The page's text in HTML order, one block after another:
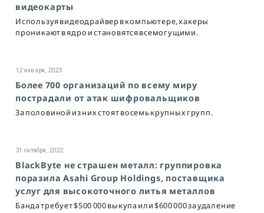
видеокарты
Используя видеодрайвер в компьютере, хакеры
проникают в ядро и становятся всемогущими.
12 января, 2023
Более 700 организаций по всему миру
пострадали от атак шифровальщиков
За половиной из них стоят восемь крупных групп.
31 октября, 2022
BlackByte не страшен металл: группировка
поразила Asahi Group Holdings, поставщика
услуг для высокоточного литья металлов
Банда требует $500 000 выкупа или $600 000 за удаление